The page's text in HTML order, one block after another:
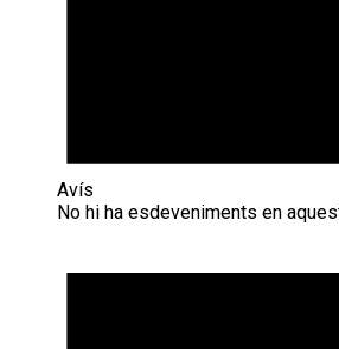
Avís
No hi ha esdeveniments en